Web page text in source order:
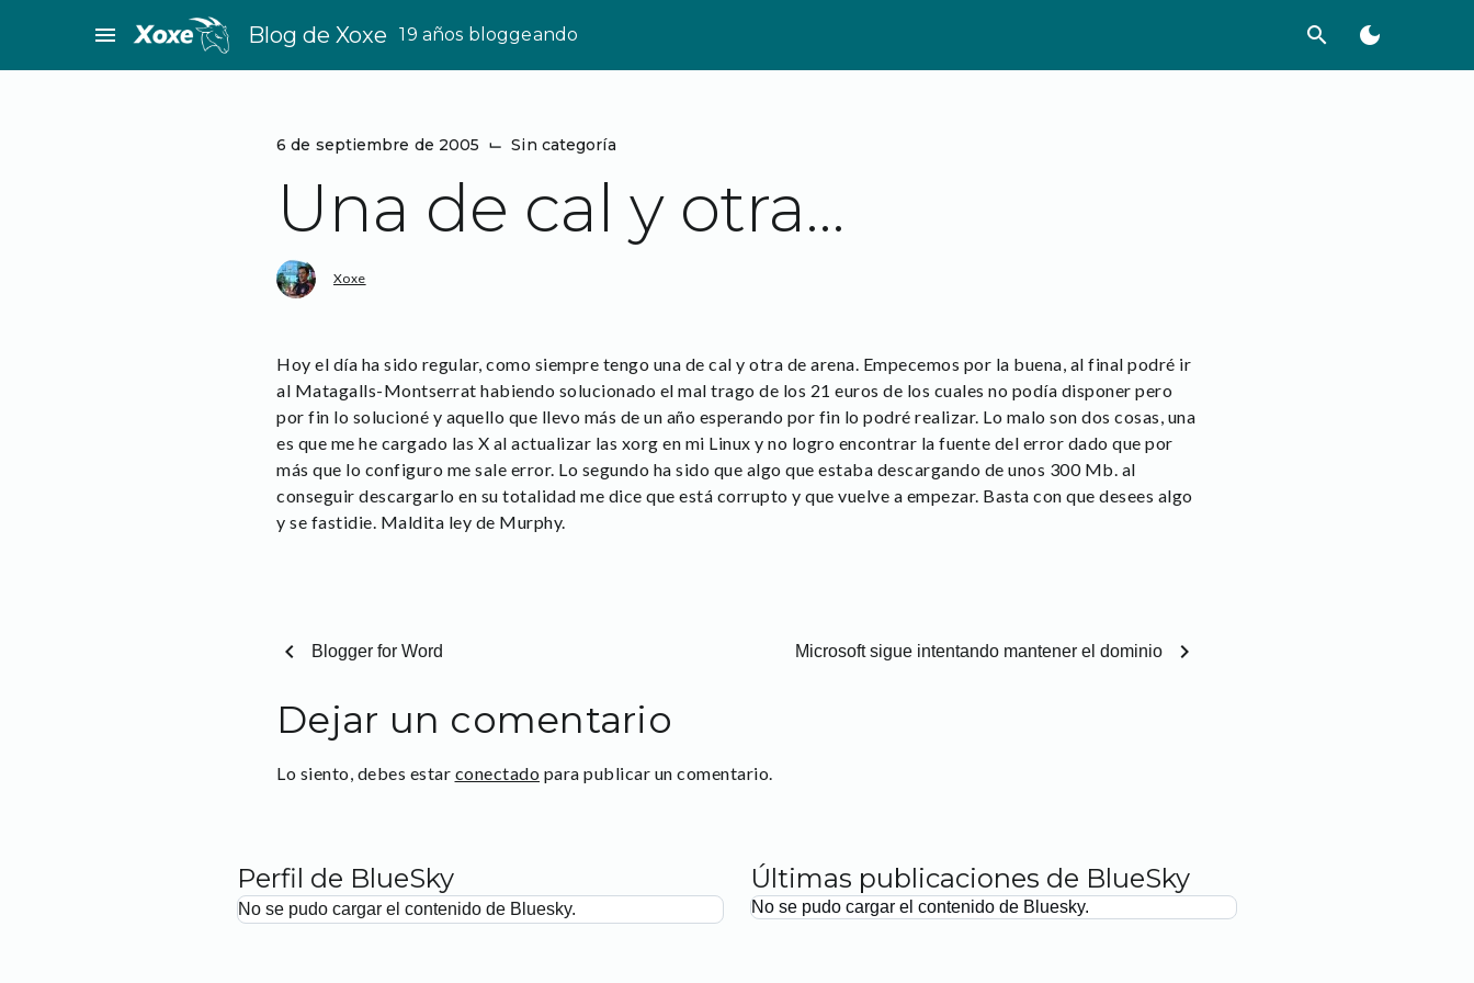
menu Blog de Xoxe 19 años bloggeando search dark_mode
6 de septiembre de 2005 ⌙ Sin categoría
Una de cal y otra…
Xoxe
Hoy el día ha sido regular, como siempre tengo una de cal y otra de arena. Empecemos por la buena, al final podré ir
al Matagalls-Montserrat habiendo solucionado el mal trago de los 21 euros de los cuales no podía disponer pero
por fin lo solucioné y aquello que llevo más de un año esperando por fin lo podré realizar. Lo malo son dos cosas, una
es que me he cargado las X al actualizar las xorg en mi Linux y no logro encontrar la fuente del error dado que por
más que lo configuro me sale error. Lo segundo ha sido que algo que estaba descargando de unos 300 Mb. al
conseguir descargarlo en su totalidad me dice que está corrupto y que vuelve a empezar. Basta con que desees algo
y se fastidie. Maldita ley de Murphy.
chevron_left Blogger for Word Microsoft sigue intentando mantener el dominio chevron_right
Dejar un comentario
Lo siento, debes estar conectado para publicar un comentario.
Perfil de BlueSky
No se pudo cargar el contenido de Bluesky.
Últimas publicaciones de BlueSky
No se pudo cargar el contenido de Bluesky.